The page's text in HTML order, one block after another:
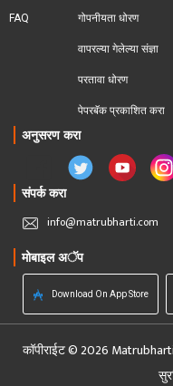
FAQ गोपनीयता धोरण
वापरल्या गेलेल्या संज्ञा
परतावा धोरण
पेपरबॅक प्रकाशित करा
अनुसरण करा
संपर्क करा
info@matrubharti.com
मोबाइल अॅप
Download On App Store
कॉपीराईट © 2026